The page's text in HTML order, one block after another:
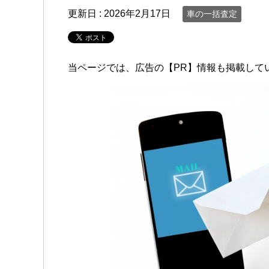
更新日 : 2026年2月17日 車の一括査定
当ページでは、広告の【PR】情報も掲載して